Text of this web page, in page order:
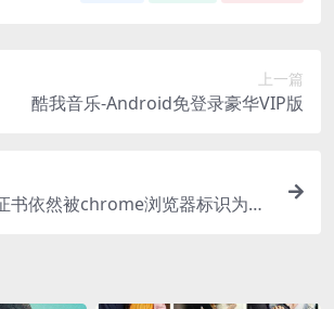
上一篇
酷我音乐-Android免登录豪华VIP版
书依然被chrome浏览器标识为危